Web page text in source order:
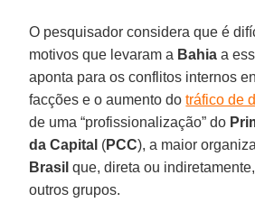
O pesquisador considera que é
motivos que levaram a Bahia a
aponta para os conflitos internos
facções e o aumento dotráfico de
de uma “profissionalização” do
da Capital (PCC), a maior
Brasil que, direta ou
outros grupos.